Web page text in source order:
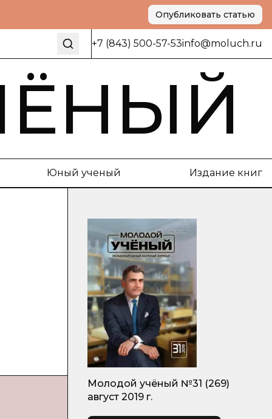
Опубликовать статью
+7 (843) 500-57-53info@moluch.ru
Юный ученый Издание книг
Молодой учёный №31 (269)
август 2019 г.